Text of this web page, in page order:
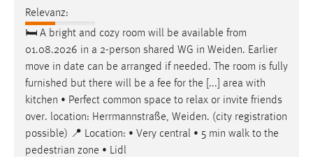
Relevanz:
🛏 A bright and cozy room will be available from
01.08.2026 in a 2-person shared WG in Weiden. Earlier
move in date can be arranged if needed. The room is fully
furnished but there will be a fee for the [...] area with
kitchen • Perfect common space to relax or invite friends
over. location: Herrmannstraße, Weiden. (city registration
possible) 📍 Location: • Very central • 5 min walk to the
pedestrian zone • Lidl
EXTERNE MEDIEN
Um Inhalte von Videoplattformen und Social Media
Plattformen anzeigen zu können, werden von diesen
externen Medien Cookies gesetzt.
YouTube